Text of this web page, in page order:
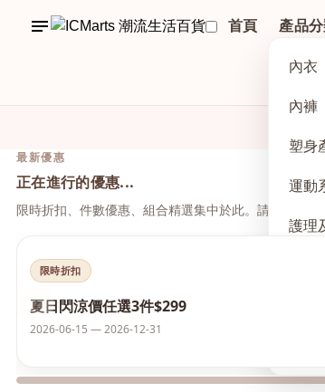
首頁 產品
內衣
內褲
塑身
運動
護理
夏
最新優惠
正在進行的優惠...
限時折扣、件數優惠、組合精選集中於此。請先點上
‹
限時折扣
夏日閃涼價任選3件$299
2026-06-15 — 2026-12-31